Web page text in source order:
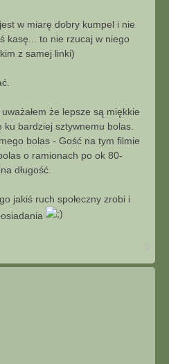
w miarę dobry kumpel i nie
kasę... to nie rzucaj w niego
z samej linki)
że lepsze są miękkie
ku bardziej sztywnemu bolas.
bolas - Gość na tym filmie
o ramionach po ok 80-
długość.
jakiś ruch społeczny zrobi i
g